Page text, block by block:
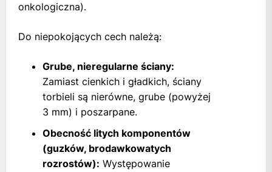
onkologiczna).
Do niepokojących cech należą:
Grube, nieregularne ściany:
Zamiast cienkich i gładkich, ściany
torbieli są nierówne, grube (powyżej
3 mm) i poszarpane.
Obecność litych komponentów
(guzków, brodawkowatych
rozrostów): Występowanie